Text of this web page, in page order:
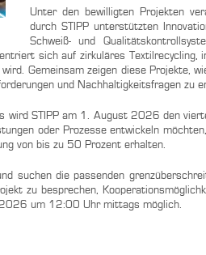
Unter den bewilligten Projekten
durch STIPP unterstützten
Schweiß- und
sich auf zirkuläres
Gemeinsam zeigen diese Projekte,
und Nachhaltigkeitsfragen zu
wird STIPP am 1. August 2026 den
oder Prozesse entwickeln
von bis zu 50 Prozent erhalten.
suchen die passenden
zu besprechen,
um 12:00 Uhr mittags möglich.